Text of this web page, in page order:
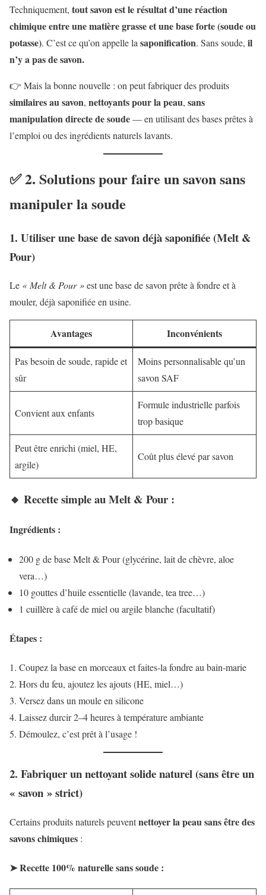
Techniquement, tout savon est le résultat d’une réaction
chimique entre une matière grasse et une base forte (soude ou
potasse). C’est ce qu’on appelle la saponification. Sans soude, il
n’y a pas de savon.
👉 Mais la bonne nouvelle : on peut fabriquer des produits
similaires au savon, nettoyants pour la peau, sans
manipulation directe de soude— en utilisant des bases prêtes à
l’emploi ou des ingrédients naturels lavants.
✅ 2. Solutions pour faire un savon sans
manipuler la soude
1. Utiliser unebase de savon déjà saponifiée (Melt &
Pour)
Le « Melt & Pour »est une base de savon prête à fondre et à
mouler, déjà saponifiée en usine.
Avantages Inconvénients
Pas besoin de soude, rapide et
sûr
Moins personnalisable qu’un
savon SAF
Convient aux enfants
Formule industrielle parfois
trop basique
Peut être enrichi (miel, HE,
argile)
Coût plus élevé par savon
🔸 Recette simple au Melt & Pour :
Ingrédients :
200 g de base Melt & Pour (glycérine, lait de chèvre, aloe
vera…)
10 gouttes d’huile essentielle (lavande, tea tree…)
1 cuillère à café de miel ou argile blanche (facultatif)
Étapes :
Coupez la base en morceaux et faites-la fondre au bain-marie
Hors du feu, ajoutez les ajouts (HE, miel…)
Versez dans un moule en silicone
Laissez durcir 2–4 heures à température ambiante
Démoulez, c’est prêt à l’usage !
2. Fabriquer unnettoyant solide naturel (sans être un
« savon » strict)
Certains produits naturels peuventnettoyer la peau sans être des
savons chimiques :
➤ Recette 100% naturelle sans soude :